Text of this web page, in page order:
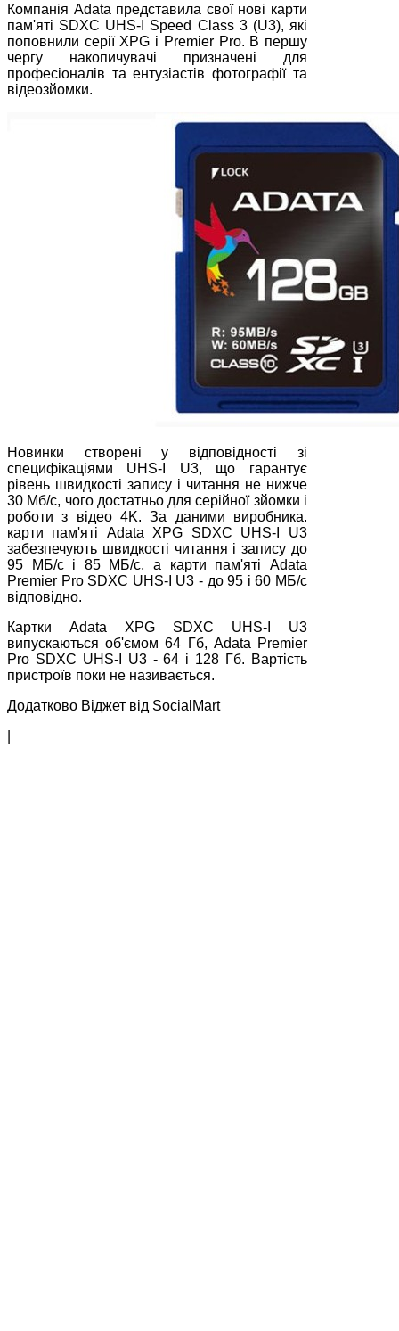
Компанія Adata представила свої нові карти
пам'яті SDXC UHS-I Speed Class 3 (U3), які
поповнили серії XPG і Premier Pro. В першу
чергу накопичувачі призначені для
професіоналів та ентузіастів фотографії та
відеозйомки.
Новинки створені у відповідності зі
специфікаціями UHS-I U3, що гарантує
рівень швидкості запису і читання не нижче
30 Мб/с, чого достатньо для серійної зйомки і
роботи з відео 4K. За даними виробника.
карти пам'яті Adata XPG SDXC UHS-I U3
забезпечують швидкості читання і запису до
95 МБ/с і 85 МБ/с, а карти пам'яті Adata
Premier Pro SDXC UHS-I U3 - до 95 і 60 МБ/с
відповідно.
Картки Adata XPG SDXC UHS-I U3
випускаються об'ємом 64 Гб, Adata Premier
Pro SDXC UHS-I U3 - 64 і 128 Гб. Вартість
пристроїв поки не називається.
Додатково Віджет від SocialMart